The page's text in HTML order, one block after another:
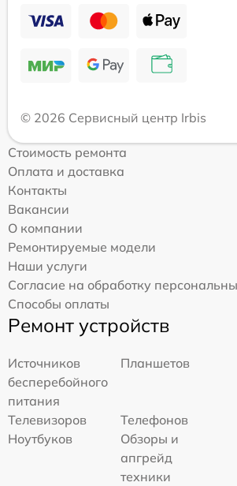
© 2026 Сервисный центр Irbis
Стоимость ремонта
Оплата и доставка
Контакты
Вакансии
О компании
Ремонтируемые модели
Наши услуги
Согласие на обработку
Способы оплаты
Ремонт устройств
Источников
бесперебойного
питания
Планшетов
Телевизоров
Телефонов
Ноутбуков
Обзоры и
апгрейд
техники